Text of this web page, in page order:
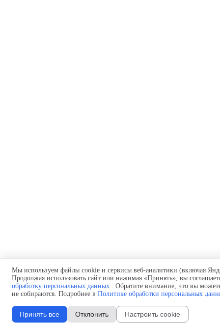
Мы используем файлы cookie и сервисы веб-аналитики (включая
Продолжая использовать сайт или нажимая «Принять», вы
обработку персональных данных . Обратите внимание, что вы
не собираются. Подробнее в Политике обработки персональных
Принять все Отклонить Настроить cookie